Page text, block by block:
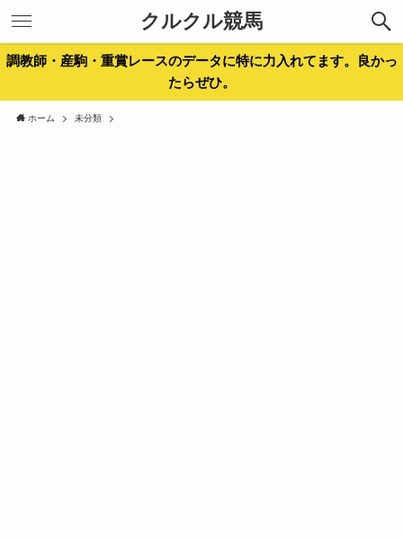
クルクル競馬
調教師・産駒・重賞レースのデータに特に力入れてます。良かっ
たらぜひ。
ホーム 未分類